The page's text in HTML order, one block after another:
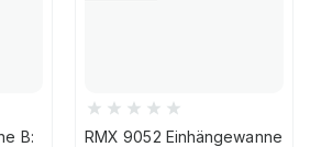
RMX 9052 Einhängewanne